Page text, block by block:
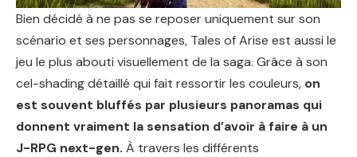
Bien décidé à ne pas se reposer uniquement sur son
scénario et ses personnages, Tales of Arise est aussi le
jeu le plus abouti visuellement de la saga. Grâce à son
cel-shading détaillé qui fait ressortir les couleurs, on
est souvent bluffés par plusieurs panoramas qui
donnent vraiment la sensation d’avoir à faire à un
J-RPG next-gen. À travers les différents